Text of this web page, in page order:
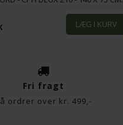
Fri fragt
ordrer over kr. 499,-